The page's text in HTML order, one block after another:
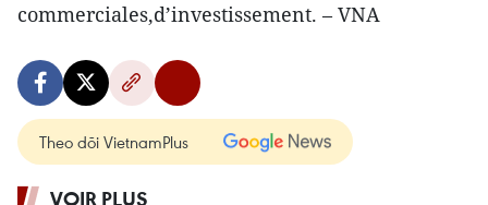
commerciales,d’investissement. – VNA
Theo dõi VietnamPlus
VOIR PLUS